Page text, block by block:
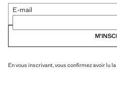
E-mail
En vous inscrivant, vous confirmez avoir lu la